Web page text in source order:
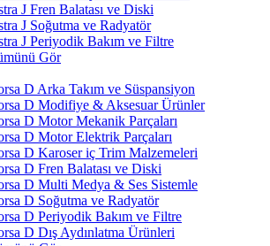
J Fren Balatası ve Diski
J Soğutma ve Radyatör
J Periyodik Bakım ve Filtre
Gör
D Arka Takım ve Süspansiyon
D Modifiye & Aksesuar Ürünler
D Motor Mekanik Parçaları
D Motor Elektrik Parçaları
D Karoser iç Trim Malzemeleri
D Fren Balatası ve Diski
D Multi Medya & Ses Sistemle
D Soğutma ve Radyatör
D Periyodik Bakım ve Filtre
D Dış Aydınlatma Ürünleri